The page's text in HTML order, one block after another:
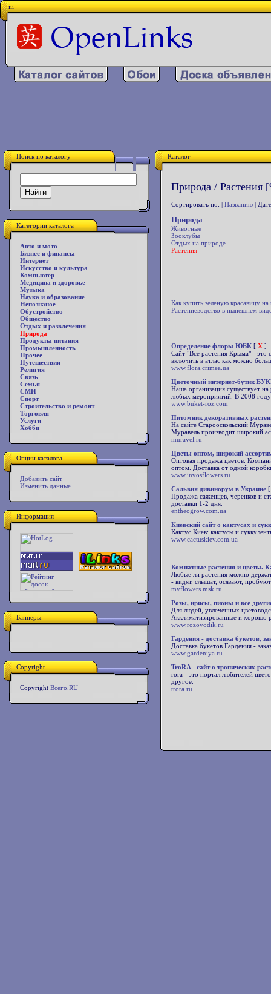
iii
Поиск по каталогу
Категории каталога
Авто и мото
Бизнес и финансы
Интернет
Искусство и культура
Компьютер
Медицина и здоровье
Музыка
Наука и образование
Непознаное
Обустройство
Общество
Отдых и развлечения
Природа
Продукты питания
Промышленность
Прочее
Путешествия
Религия
Связь
Семья
СМИ
Спорт
Строительство и ремонт
Торговля
Услуги
Хобби
Опции каталога
Добавить сайт
Изменить данные
Информация
Баннеры
Copyright
Copyright Всего.RU
Каталог
Природа / Растения
Сортировать по: | Названию |
Природа
Животные
Зооклубы
Отдых на природе
Растения
Как купить зеленую красавицу
Растениеводство в нынешнем
Определение флоры ЮБК [ X ]
Сайт "Все растения Крыма" - это
включить в атлас как можно
www.flora.crimea.ua
Цветочный интернет-бутик
Наша организация существует на
любых мероприятий. В 2008
www.buket-roz.com
Питомник декоративных
На сайте Старооскольский
Муравель производит широкий
muravel.ru
Цветы оптом, широкий
Оптовая продажа цветов.
оптом. Доставка от одной
www.invosflowers.ru
Сальвия дивинорум в Украине [
Продажа саженцев, черенков и
доставки 1-2 дня.
entheogrow.com.ua
Киевский сайт о кактусах и
Кактус Киев: кактусы и
www.cactuskiev.com.ua
Комнатные растения и цветы.
Любые ли растения можно
- видят, слышат, осязают,
myflowers.msk.ru
Розы, ирисы, пионы и все
Для людей, увлеченных
Акклиматизированные и хорошо
www.rozovodik.ru
Гардения - доставка букетов,
Доставка букетов Гардения -
www.gardeniya.ru
TroRA - сайт о тропических
rora - это портал любителей
другое.
trora.ru